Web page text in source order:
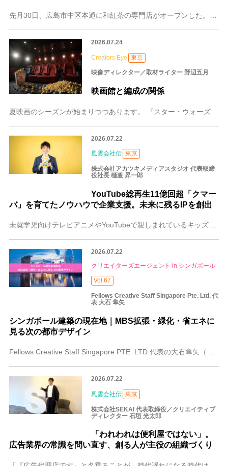
先月30日、広島市中区本通に和紅茶の専門店がオープンした。その名も「和紅茶専門店Camellia88（カメリアハチジュウハチ）」。広島市内には紅茶専門店は何軒か
2026.07.24
Creators Eye 東京
映像ディレクター／取材ライター 野辺五月
映画館と編成の関係
夏映画のシーズンが始まりつつあります。 『スター・ウォーズ／マンダロリアン・アンド・グローグー』や『Michael／マイケル』、『トイ・ストーリー5』など、洋画
2026.07.22
風雲会社伝 東京
株式会社アカツキメディアスタジオ 代表取締
役社長 樋渡 昇一郎
YouTube総再生11億回超「クマー
バ」を育てたノウハウで企業支援。未来に残るIPを創出
未就学児向けテレビアニメやYouTubeで親しまれているキッズ向けIP（キャラクター知財）「クマーバ」の企画・運営をはじめ、映像制作やYouTubeチャンネル運
2026.07.22
クリエイターズエージェント in シンガポール
Vol.67
Fellows Creative Staff Singapore Pte. Ltd. 代
表 大石 隼矢
シンガポール建築の現在地｜MBS拡張・緑化・省エネに
見る次の都市デザイン
Fellows Creative Staff Singapore PTE. LTD.代表の大石隼矢（おおいしじゅんや）です。 いつもコラムをお読みいただきありが
2026.07.22
風雲会社伝 東京
株式会社SEKAI 代表取締役／クリエイティブ
ディレクター 石垣 光太郎
「われわれは便利屋ではない」。
広告業界の常識を問い直す、創る人が主役の組織づくり